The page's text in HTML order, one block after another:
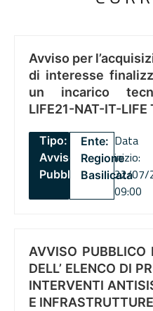
Avviso per
di interesse
un incarico
LIFE21-NAT-IT-LIFE
Tipo:
Avviso
Pubblico
Ente:
Regione
Basilicata
Data
inizio:
22/07/
09:00
AVVISO PUBBLICO
DELL’ ELENCO DI
INTERVENTI
E